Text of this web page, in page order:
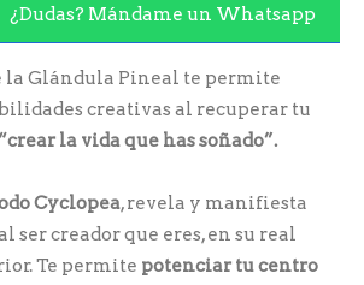
¿Dudas? Mándame un Whatsapp
la Glándula Pineal te permite
creativas al recuperar tu
“crear la vida que has soñado”.
Cyclopea, revela y manifiesta
ser creador que eres, en su real
Te permite potenciar tu centro